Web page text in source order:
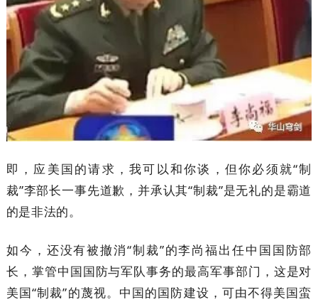
即，应美国的请求，我可以和你谈，但你必须就“制
裁”李部长一事先道歉，并承认其“制裁”是无礼的是霸道
的是非法的。
如今，还没有被撤消“制裁”的李尚福出任中国国防部
长，掌管中国国防与军队事务的最高军事部门，这是对
美国“制裁”的蔑视。中国的国防建设，可由不得美国蛮